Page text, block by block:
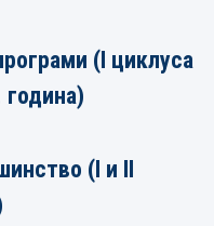
(I циклуса
година)
(I и II